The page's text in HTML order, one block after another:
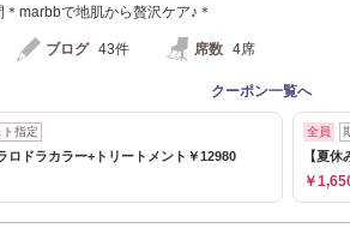
marbbで地肌から贅沢ケア♪＊
ブログ 43件 席数 4席
クーポン一覧へ
指定
ロドラカラー+トリートメント￥12980
全員
【夏
￥